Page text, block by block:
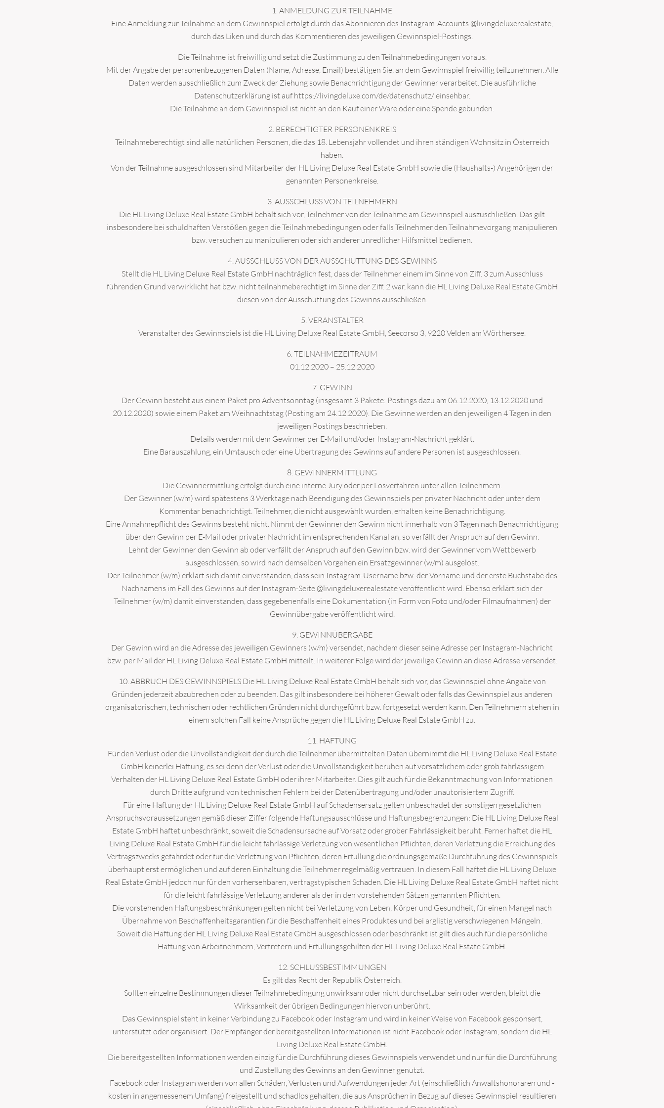
1. ANMELDUNG ZUR TEILNAHME
Eine Anmeldung zur Teilnahme an dem Gewinnspiel erfolgt durch das Abonnieren des Instagram-Accounts @livingdeluxerealestate,
durch das Liken und durch das Kommentieren des jeweiligen Gewinnspiel-Postings.
Die Teilnahme ist freiwillig und setzt die Zustimmung zu den Teilnahmebedingungen voraus.
Mit der Angabe der personenbezogenen Daten (Name, Adresse, Email) bestätigen Sie, an dem Gewinnspiel freiwillig teilzunehmen. Alle
Daten werden ausschließlich zum Zweck der Ziehung sowie Benachrichtigung der Gewinner verarbeitet. Die ausführliche
Datenschutzerklärung ist auf https://livingdeluxe.com/de/datenschutz/ einsehbar.
Die Teilnahme an dem Gewinnspiel ist nicht an den Kauf einer Ware oder eine Spende gebunden.
2. BERECHTIGTER PERSONENKREIS
Teilnahmeberechtigt sind alle natürlichen Personen, die das 18. Lebensjahr vollendet und ihren ständigen Wohnsitz in Österreich
haben.
Von der Teilnahme ausgeschlossen sind Mitarbeiter der HL Living Deluxe Real Estate GmbH sowie die (Haushalts-) Angehörigen der
genannten Personenkreise.
3. AUSSCHLUSS VON TEILNEHMERN
Die HL Living Deluxe Real Estate GmbH behält sich vor, Teilnehmer von der Teilnahme am Gewinnspiel auszuschließen. Das gilt
insbesondere bei schuldhaften Verstößen gegen die Teilnahmebedingungen oder falls Teilnehmer den Teilnahmevorgang manipulieren
bzw. versuchen zu manipulieren oder sich anderer unredlicher Hilfsmittel bedienen.
4. AUSSCHLUSS VON DER AUSSCHÜTTUNG DES GEWINNS
Stellt die HL Living Deluxe Real Estate GmbH nachträglich fest, dass der Teilnehmer einem im Sinne von Ziff. 3 zum Ausschluss
führenden Grund verwirklicht hat bzw. nicht teilnahmeberechtigt im Sinne der Ziff. 2 war, kann die HL Living Deluxe Real Estate GmbH
diesen von der Ausschüttung des Gewinns ausschließen.
5. VERANSTALTER
Veranstalter des Gewinnspiels ist die HL Living Deluxe Real Estate GmbH, Seecorso 3, 9220 Velden am Wörthersee.
6. TEILNAHMEZEITRAUM
01.12.2020 – 25.12.2020
7. GEWINN
Der Gewinn besteht aus einem Paket pro Adventsonntag (insgesamt 3 Pakete: Postings dazu am 06.12.2020, 13.12.2020 und
20.12.2020) sowie einem Paket am Weihnachtstag (Posting am 24.12.2020). Die Gewinne werden an den jeweiligen 4 Tagen in den
jeweiligen Postings beschrieben.
Details werden mit dem Gewinner per E-Mail und/oder Instagram-Nachricht geklärt.
Eine Barauszahlung, ein Umtausch oder eine Übertragung des Gewinns auf andere Personen ist ausgeschlossen.
8. GEWINNERMITTLUNG
Die Gewinnermittlung erfolgt durch eine interne Jury oder per Losverfahren unter allen Teilnehmern.
Der Gewinner (w/m) wird spätestens 3 Werktage nach Beendigung des Gewinnspiels per privater Nachricht oder unter dem
Kommentar benachrichtigt. Teilnehmer, die nicht ausgewählt wurden, erhalten keine Benachrichtigung.
Eine Annahmepflicht des Gewinns besteht nicht. Nimmt der Gewinner den Gewinn nicht innerhalb von 3 Tagen nach Benachrichtigung
über den Gewinn per E-Mail oder privater Nachricht im entsprechenden Kanal an, so verfällt der Anspruch auf den Gewinn.
Lehnt der Gewinner den Gewinn ab oder verfällt der Anspruch auf den Gewinn bzw. wird der Gewinner vom Wettbewerb
ausgeschlossen, so wird nach demselben Vorgehen ein Ersatzgewinner (w/m) ausgelost.
Der Teilnehmer (w/m) erklärt sich damit einverstanden, dass sein Instagram-Username bzw. der Vorname und der erste Buchstabe des
Nachnamens im Fall des Gewinns auf der Instagram-Seite @livingdeluxerealestate veröffentlicht wird. Ebenso erklärt sich der
Teilnehmer (w/m) damit einverstanden, dass gegebenenfalls eine Dokumentation (in Form von Foto und/oder Filmaufnahmen) der
Gewinnübergabe veröffentlicht wird.
9. GEWINNÜBERGABE
Der Gewinn wird an die Adresse des jeweiligen Gewinners (w/m) versendet, nachdem dieser seine Adresse per Instagram-Nachricht
bzw. per Mail der HL Living Deluxe Real Estate GmbH mitteilt. In weiterer Folge wird der jeweilige Gewinn an diese Adresse versendet.
10. ABBRUCH DES GEWINNSPIELS Die HL Living Deluxe Real Estate GmbH behält sich vor, das Gewinnspiel ohne Angabe von
Gründen jederzeit abzubrechen oder zu beenden. Das gilt insbesondere bei höherer Gewalt oder falls das Gewinnspiel aus anderen
organisatorischen, technischen oder rechtlichen Gründen nicht durchgeführt bzw. fortgesetzt werden kann. Den Teilnehmern stehen in
einem solchen Fall keine Ansprüche gegen die HL Living Deluxe Real Estate GmbH zu.
11. HAFTUNG
Für den Verlust oder die Unvollständigkeit der durch die Teilnehmer übermittelten Daten übernimmt die HL Living Deluxe Real Estate
GmbH keinerlei Haftung, es sei denn der Verlust oder die Unvollständigkeit beruhen auf vorsätzlichem oder grob fahrlässigem
Verhalten der HL Living Deluxe Real Estate GmbH oder ihrer Mitarbeiter. Dies gilt auch für die Bekanntmachung von Informationen
durch Dritte aufgrund von technischen Fehlern bei der Datenübertragung und/oder unautorisiertem Zugriff.
Für eine Haftung der HL Living Deluxe Real Estate GmbH auf Schadensersatz gelten unbeschadet der sonstigen gesetzlichen
Anspruchsvoraussetzungen gemäß dieser Ziffer folgende Haftungsausschlüsse und Haftungsbegrenzungen: Die HL Living Deluxe Real
Estate GmbH haftet unbeschränkt, soweit die Schadensursache auf Vorsatz oder grober Fahrlässigkeit beruht. Ferner haftet die HL
Living Deluxe Real Estate GmbH für die leicht fahrlässige Verletzung von wesentlichen Pflichten, deren Verletzung die Erreichung des
Vertragszwecks gefährdet oder für die Verletzung von Pflichten, deren Erfüllung die ordnungsgemäße Durchführung des Gewinnspiels
überhaupt erst ermöglichen und auf deren Einhaltung die Teilnehmer regelmäßig vertrauen. In diesem Fall haftet die HL Living Deluxe
Real Estate GmbH jedoch nur für den vorhersehbaren, vertragstypischen Schaden. Die HL Living Deluxe Real Estate GmbH haftet nicht
für die leicht fahrlässige Verletzung anderer als der in den vorstehenden Sätzen genannten Pflichten.
Die vorstehenden Haftungsbeschränkungen gelten nicht bei Verletzung von Leben, Körper und Gesundheit, für einen Mangel nach
Übernahme von Beschaffenheitsgarantien für die Beschaffenheit eines Produktes und bei arglistig verschwiegenen Mängeln.
Soweit die Haftung der HL Living Deluxe Real Estate GmbH ausgeschlossen oder beschränkt ist gilt dies auch für die persönliche
Haftung von Arbeitnehmern, Vertretern und Erfüllungsgehilfen der HL Living Deluxe Real Estate GmbH.
12. SCHLUSSBESTIMMUNGEN
Es gilt das Recht der Republik Österreich.
Sollten einzelne Bestimmungen dieser Teilnahmebedingung unwirksam oder nicht durchsetzbar sein oder werden, bleibt die
Wirksamkeit der übrigen Bedingungen hiervon unberührt.
Das Gewinnspiel steht in keiner Verbindung zu Facebook oder Instagram und wird in keiner Weise von Facebook gesponsert,
unterstützt oder organisiert. Der Empfänger der bereitgestellten Informationen ist nicht Facebook oder Instagram, sondern die HL
Living Deluxe Real Estate GmbH.
Die bereitgestellten Informationen werden einzig für die Durchführung dieses Gewinnspiels verwendet und nur für die Durchführung
und Zustellung des Gewinns an den Gewinner genutzt.
Facebook oder Instagram werden von allen Schäden, Verlusten und Aufwendungen jeder Art (einschließlich Anwaltshonoraren und -
kosten in angemessenem Umfang) freigestellt und schadlos gehalten, die aus Ansprüchen in Bezug auf dieses Gewinnspiel resultieren
NEWSLETTER
Sie möchten laufend über unsere exklusiven Immobilien und Neuzugänge informiert sein?
Melden Sie sich jetzt zu unserem Newsletter an und treten Sie ein in die Welt von LIVING DELUXE.
Ich stimme derDatenschutzerklärungzu.
* erforderlich